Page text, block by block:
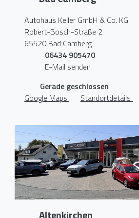
Autohaus Keller GmbH & Co. KG
Robert-Bosch-Straße 2
65520 Bad Camberg
06434 905470
E-Mail senden
Gerade geschlossen
Google Maps
Standortdetails